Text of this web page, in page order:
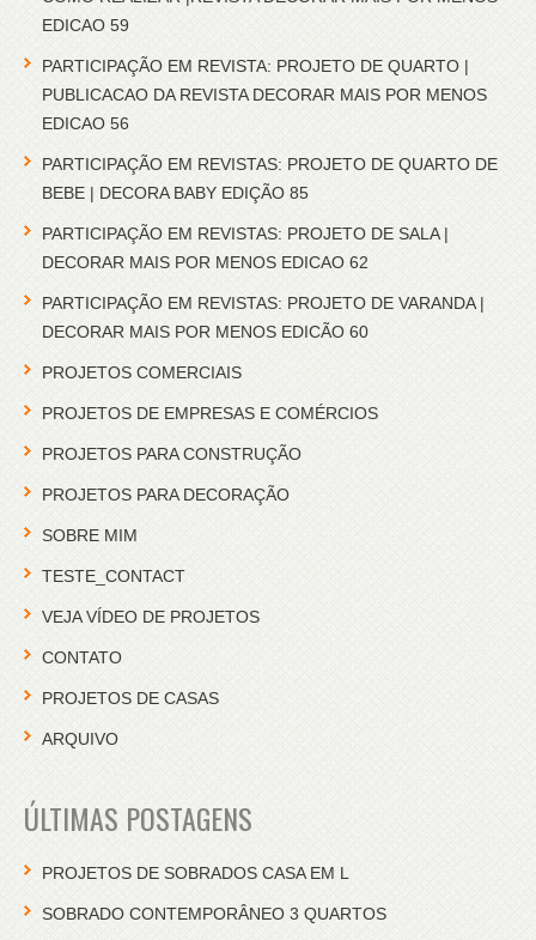
EDICAO 59
PARTICIPAÇÃO EM REVISTA: PROJETO DE QUARTO |
PUBLICACAO DA REVISTA DECORAR MAIS POR MENOS
EDICAO 56
PARTICIPAÇÃO EM REVISTAS: PROJETO DE QUARTO DE
BEBE | DECORA BABY EDIÇÃO 85
PARTICIPAÇÃO EM REVISTAS: PROJETO DE SALA |
DECORAR MAIS POR MENOS EDICAO 62
PARTICIPAÇÃO EM REVISTAS: PROJETO DE VARANDA |
DECORAR MAIS POR MENOS EDICÃO 60
PROJETOS COMERCIAIS
PROJETOS DE EMPRESAS E COMÉRCIOS
PROJETOS PARA CONSTRUÇÃO
PROJETOS PARA DECORAÇÃO
SOBRE MIM
TESTE_CONTACT
VEJA VÍDEO DE PROJETOS
CONTATO
PROJETOS DE CASAS
ARQUIVO
ÚLTIMAS POSTAGENS
PROJETOS DE SOBRADOS CASA EM L
SOBRADO CONTEMPORÂNEO 3 QUARTOS